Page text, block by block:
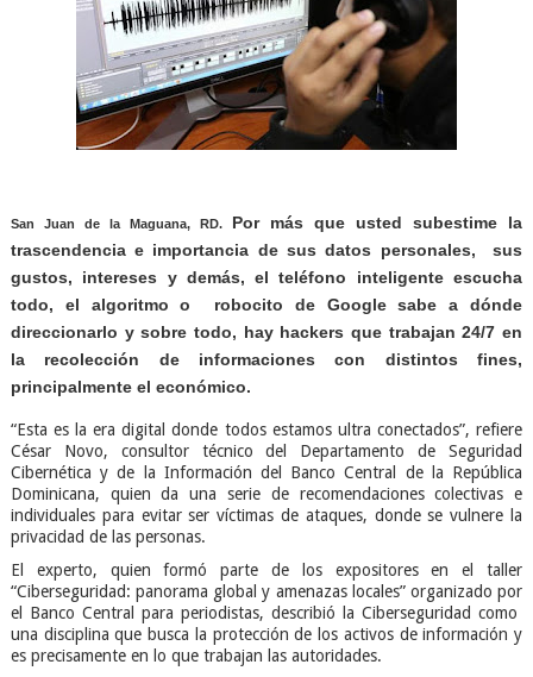
San Juan de la Maguana, RD. Por más que usted subestime la
trascendencia e importancia de sus datos personales, sus
gustos, intereses y demás, el teléfono inteligente escucha
todo, el algoritmo o robocito de Google sabe a dónde
direccionarlo y sobre todo, hay hackers que trabajan 24/7 en
la recolección de informaciones con distintos fines,
principalmente el económico.
“Esta es la era digital donde todos estamos ultra conectados”, refiere
César Novo, consultor técnico del Departamento de Seguridad
Cibernética y de la Información del Banco Central de la República
Dominicana, quien da una serie de recomendaciones colectivas e
individuales para evitar ser víctimas de ataques, donde se vulnere la
privacidad de las personas.
El experto, quien formó parte de los expositores en el taller
“Ciberseguridad: panorama global y amenazas locales” organizado por
el Banco Central para periodistas, describió la Ciberseguridad como
una disciplina que busca la protección de los activos de información y
es precisamente en lo que trabajan las autoridades.